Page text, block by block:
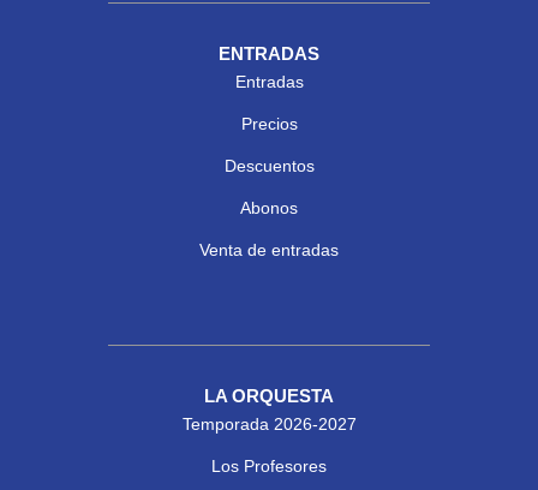
ENTRADAS
Entradas
Precios
Descuentos
Abonos
Venta de entradas
LA ORQUESTA
Temporada 2026-2027
Los Profesores